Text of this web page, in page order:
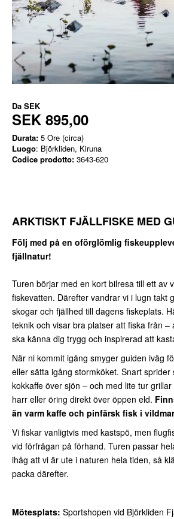
Da SEK
SEK 895,00
Durata: 5 Ore (circa)
Luogo: Björkliden, Kiruna
Codice prodotto: 3643-620
ARKTISKT FJÄLLFISKE MED
Följ med på en oförglömlig
fjällnatur!
Turen börjar med en kort bilresa till ett av
fiskevatten. Därefter vandrar vi i lugn takt
skogar och fjällhed till dagens fiskeplats.
teknik och visar bra platser att fiska från –
ska känna dig trygg och inspirerad att
När ni kommit igång smyger guiden iväg
eller sätta igång stormköket. Snart sprider
kokkaffe över sjön – och med lite tur
harr eller öring direkt över öppen eld.
än varm kaffe och pinfärsk fisk i
Vi fiskar vanligtvis med kastspö, men
vid förfrågan på förhand. Turen passar
ihåg att vi är ute i naturen hela tiden, så
packa därefter.
Mötesplats: Sportshopen vid Björkliden